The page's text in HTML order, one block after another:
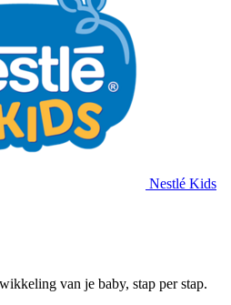
Nestlé Kids
van je baby, stap per stap.